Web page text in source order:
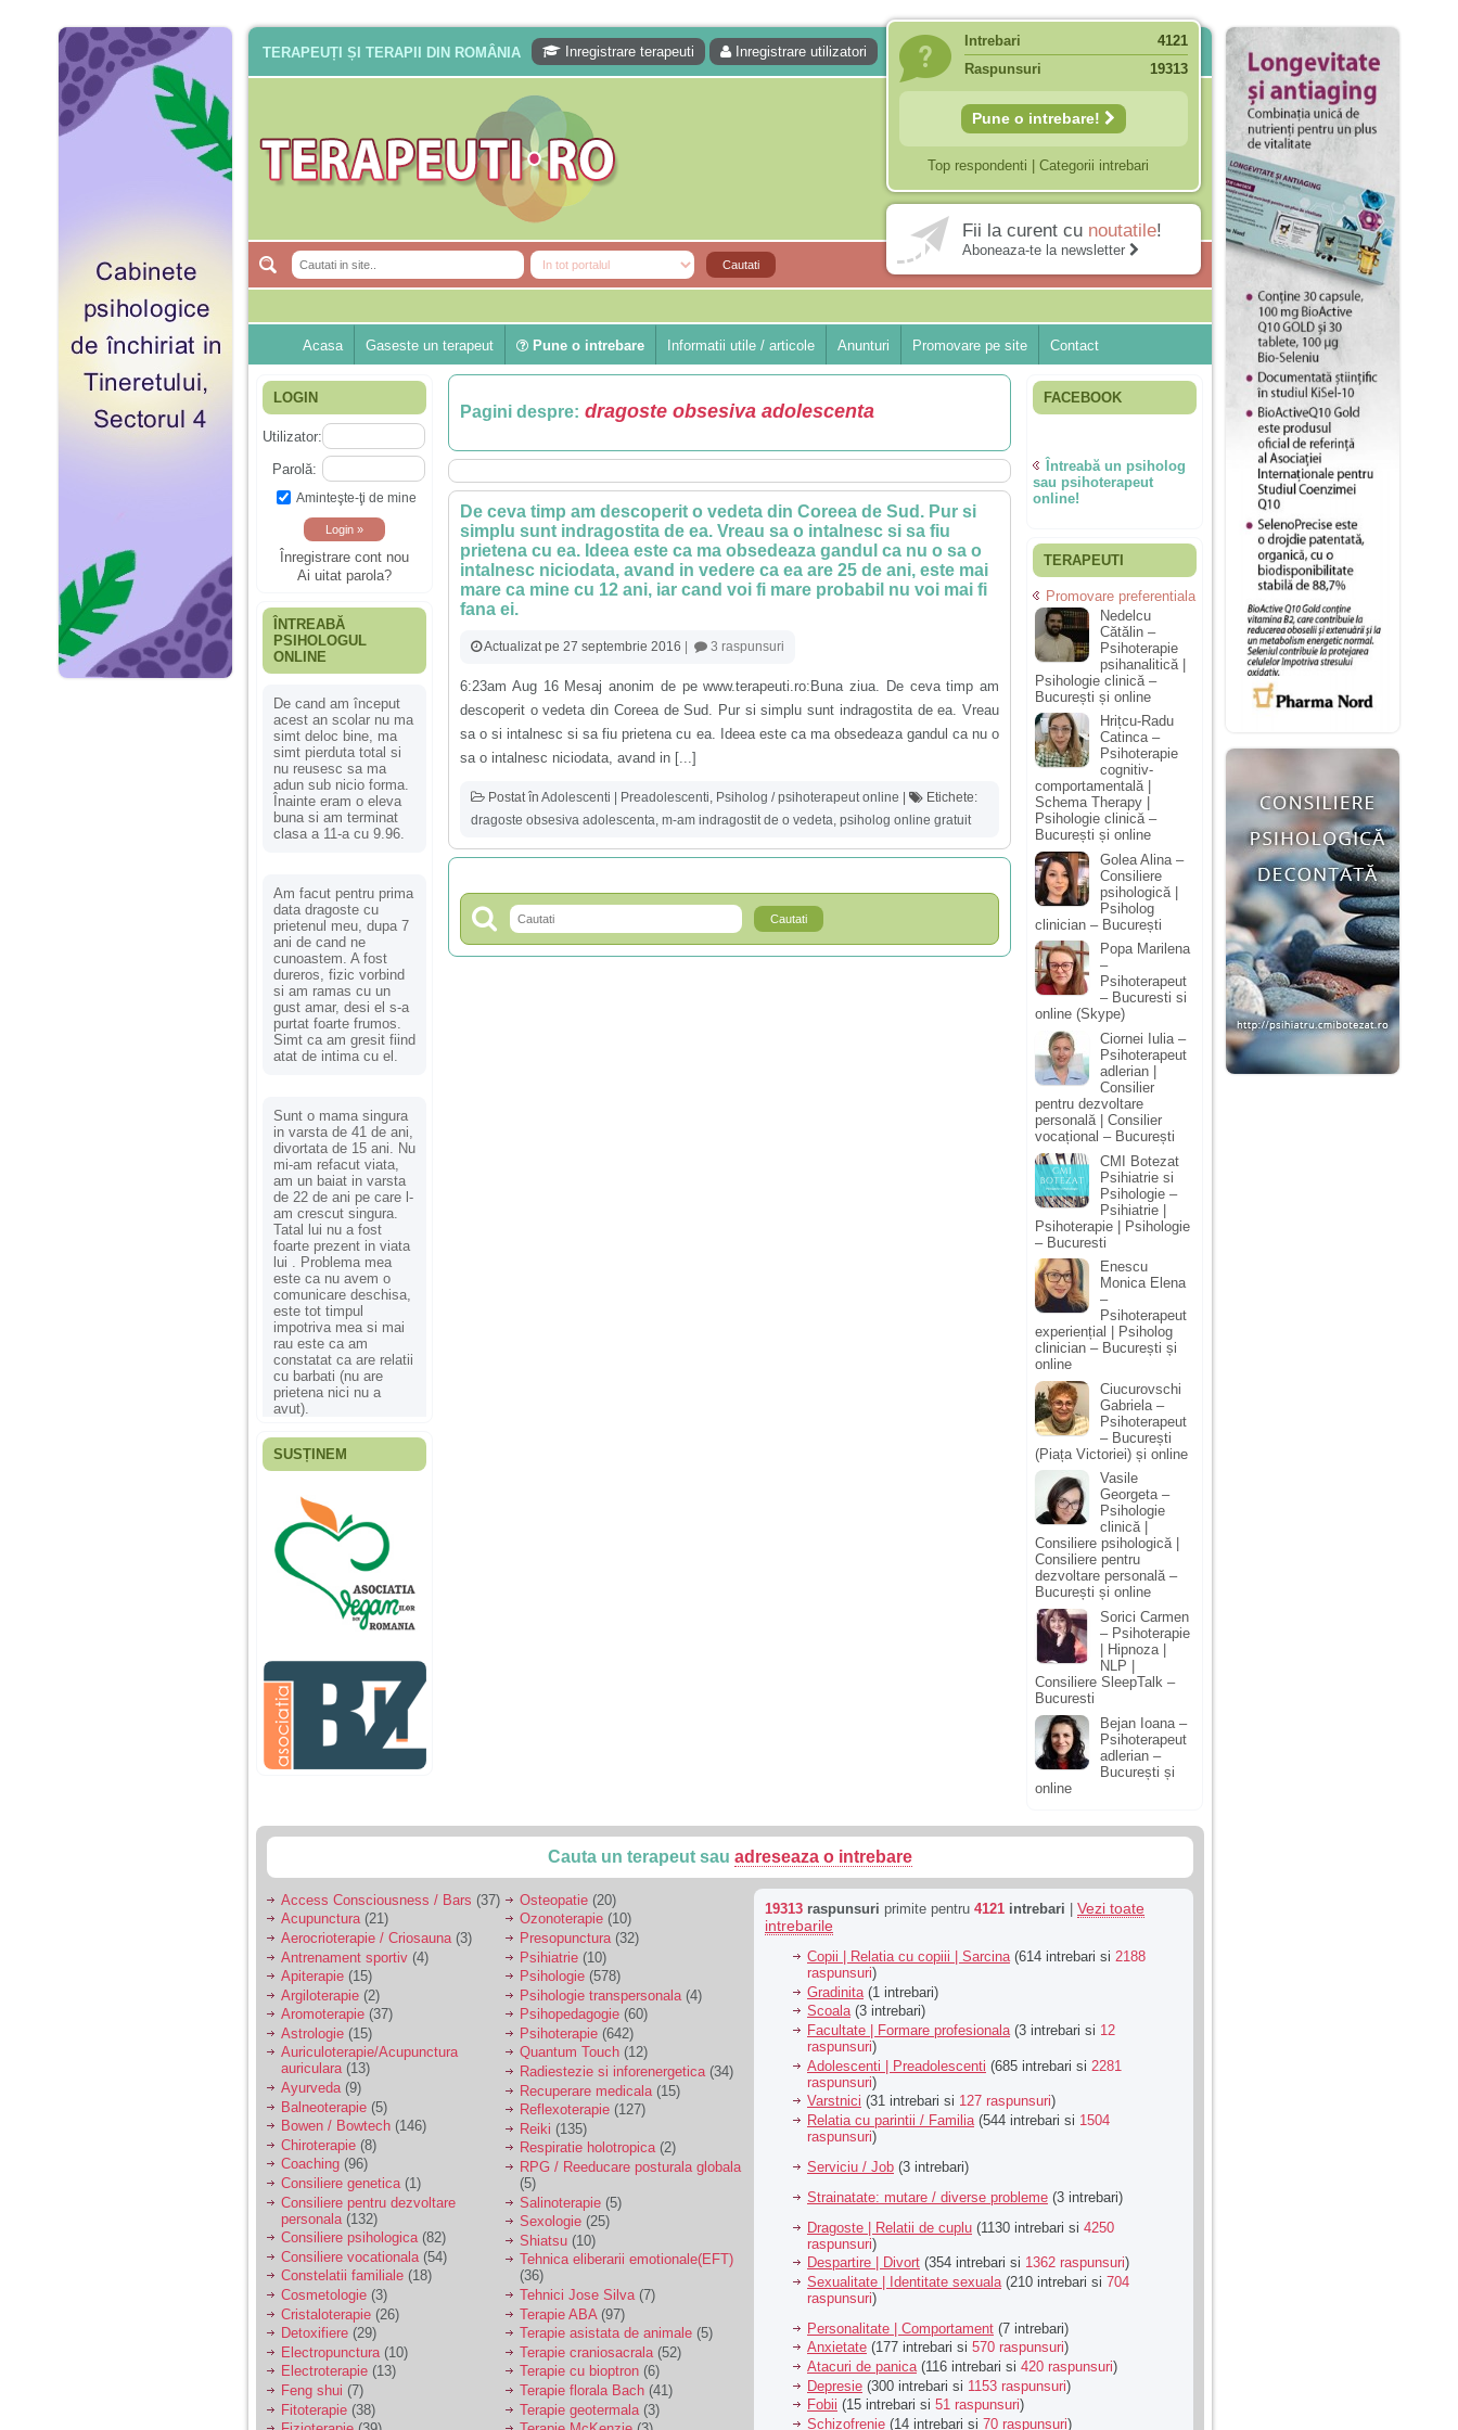
TERAPEUȚI ȘI TERAPII DIN ROMÂNIA Inregistrare terapeuti Inregistrare utilizatori
Intrebari
4121
Raspunsuri
19313
Pune o intrebare!
Top respondenti Categorii intrebari
Fii la curent cu noutatile!
Aboneaza-te la newsletter
Acasa Gaseste un terapeut Pune o intrebare Informatii utile / articole Anunturi Promovare pe site Contact
LOGIN
Utilizator:
Parolă:
Aminteşte-ţi de mine
Înregistrare cont nou
Ai uitat parola?
ÎNTREABĂ
PSIHOLOGUL
ONLINE
De cand am început
acest an scolar nu ma
simt deloc bine, ma
simt pierduta total si
nu reusesc sa ma
adun sub nicio forma.
Înainte eram o eleva
buna si am terminat
clasa a 11-a cu 9.96.
Am facut pentru prima
data dragoste cu
prietenul meu, dupa 7
ani de cand ne
cunoastem. A fost
dureros, fizic vorbind
si am ramas cu un
gust amar, desi el s-a
purtat foarte frumos.
Simt ca am gresit fiind
atat de intima cu el.
Sunt o mama singura
in varsta de 41 de ani,
divortata de 15 ani. Nu
mi-am refacut viata,
am un baiat in varsta
de 22 de ani pe care l-
am crescut singura.
Tatal lui nu a fost
foarte prezent in viata
lui . Problema mea
este ca nu avem o
comunicare deschisa,
este tot timpul
impotriva mea si mai
rau este ca am
constatat ca are relatii
cu barbati (nu are
prietena nici nu a
avut).
Fiica mea s-a nascut
ani, privind in urma
realizez cat de multe
greseli am facut in
educatia si cresterea
ei, am fost o mama
egoista, preocupata
de implinirea
profesionala, cand ea
era mica am neglijat-
agresiva, orice
greseala era taxata cu
o palma sau pedepse.
De 4 ani am o relatie
serioasa cu un barbat
sa se manifeste o
Ma aflu aici pentru ca
vreau sa stiu daca am
nevoie de un psiholog
sau psihiatru.
Sunt casatorita, am
31 de ani si un copil in
varsta de 2 ani care
mi-e lumina ochilor.
De ceva timp simt ca
mi s-a adunat
oboseala, o oboseala
cronica de care nu pot
scapa si simt ca din
cauza ei nu pot
controla nervii si
cateodata are copilul
de suferit.
Am o bariera peste
care nu pot trece:
prietena mea a ramas
insarcinata cu o fata.
Am fost de comun
acord sa facem un
copil, cu gandul ca e
baiat.
SUSȚINEM
Pagini despre: dragoste obsesiva adolescenta
De ceva timp am descoperit o vedeta din Coreea de Sud. Pur si
simplu sunt indragostita de ea. Vreau sa o intalnesc si sa fiu
prietena cu ea. Ideea este ca ma obsedeaza gandul ca nu o sa o
intalnesc niciodata, avand in vedere ca ea are 25 de ani, este mai
mare ca mine cu 12 ani, iar cand voi fi mare probabil nu voi mai fi
fana ei.
Actualizat pe 27 septembrie 2016 | 3 raspunsuri
6:23am Aug 16 Mesaj anonim de pe www.terapeuti.ro:Buna ziua. De ceva timp am
descoperit o vedeta din Coreea de Sud. Pur si simplu sunt indragostita de ea. Vreau
sa o si intalnesc si sa fiu prietena cu ea. Ideea este ca ma obsedeaza gandul ca nu o
sa o intalnesc niciodata, avand in [...]
Postat în Adolescenti | Preadolescenti Psiholog / psihoterapeut online |
Etichete:
dragoste obsesiva adolescenta m-am indragostit de o vedeta psiholog online gratuit
FACEBOOK
Întreabă un psiholog
sau psihoterapeut
online!
TERAPEUTI
Promovare preferentiala
Nedelcu
Cătălin –
Psihoterapie
psihanalitică |
Psihologie clinică –
București și online
Hrițcu-Radu
Catinca –
Psihoterapie
cognitiv-
comportamentală |
Schema Therapy |
Psihologie clinică –
București și online
Golea Alina –
Consiliere
psihologică |
Psiholog
clinician – București
Popa Marilena
–
Psihoterapeut
– Bucuresti si
online (Skype)
Ciornei Iulia –
Psihoterapeut
adlerian |
Consilier
pentru dezvoltare
personală | Consilier
vocațional – București
CMI Botezat
Psihiatrie si
Psihologie –
Psihiatrie |
Psihoterapie | Psihologie
– Bucuresti
Enescu
Monica Elena
–
Psihoterapeut
experiențial | Psiholog
clinician – București și
online
Ciucurovschi
Gabriela –
Psihoterapeut
– București
(Piața Victoriei) și online
Vasile
Georgeta –
Psihologie
clinică |
Consiliere psihologică |
Consiliere pentru
dezvoltare personală –
București și online
Sorici Carmen
– Psihoterapie
| Hipnoza |
NLP |
Consiliere SleepTalk –
Bucuresti
Bejan Ioana –
Psihoterapeut
adlerian –
București și
online
Cauta un terapeut sau adreseaza o intrebare
Access Consciousness / Bars (37)
Acupunctura(21)
Aerocrioterapie / Criosauna (3)
Antrenament sportiv (4)
Apiterapie (15)
Argiloterapie (2)
Aromoterapie (37)
Astrologie (15)
Auriculoterapie/Acupunctura
auriculara(13)
Ayurveda(9)
Balneoterapie (5)
Bowen / Bowtech (146)
Chiroterapie (8)
Coaching (96)
Consiliere genetica(1)
Consiliere pentru dezvoltare
personala (132)
Consiliere psihologica(82)
Consiliere vocationala (54)
Constelatii familiale (18)
Cosmetologie (3)
Cristaloterapie (26)
Detoxifiere (29)
Electropunctura (10)
Electroterapie (13)
Feng shui (7)
Fitoterapie (38)
Osteopatie (20)
Ozonoterapie (10)
Presopunctura (32)
Psihiatrie (10)
Psihologie (578)
Psihologie transpersonala (4)
Psihopedagogie (60)
Psihoterapie (642)
Quantum Touch (12)
Radiestezie si inforenergetica(34)
Recuperare medicala (15)
Reflexoterapie (127)
Reiki (135)
Respiratie holotropica(2)
RPG / Reeducare posturala globala
(5)
Salinoterapie (5)
Sexologie (25)
Shiatsu (10)
Tehnica eliberarii emotionale(EFT)
(36)
Tehnici Jose Silva(7)
Terapie ABA (97)
Terapie asistata de animale (5)
Terapie craniosacrala (52)
Terapie cu bioptron (6)
Terapie florala Bach (41)
Terapie geotermala (3)
19313 raspunsuri primite pentru 4121 intrebari
Vezi toate
intrebarile
Copii | Relatia cu copiii | Sarcina(614 intrebari si 2188
raspunsuri)
Gradinita (1 intrebari)
Scoala(3 intrebari)
Facultate | Formare profesionala (3 intrebari si 12
raspunsuri)
Adolescenti | Preadolescenti (685 intrebari si 2281
raspunsuri)
Varstnici (31 intrebari si 127 raspunsuri)
Relatia cu parintii / Familia (544 intrebari si 1504
raspunsuri)
Serviciu / Job (3 intrebari)
Strainatate: mutare / diverse probleme (3 intrebari)
Dragoste | Relatii de cuplu (1130 intrebari si 4250
raspunsuri)
Despartire | Divort (354 intrebari si 1362 raspunsuri)
Sexualitate | Identitate sexuala (210 intrebari si 704
raspunsuri)
Personalitate | Comportament (7 intrebari)
Anxietate (177 intrebari si 570 raspunsuri)
Atacuri de panica(116 intrebari si 420 raspunsuri)
Depresie (300 intrebari si 1153 raspunsuri)
Fobii (15 intrebari si 51 raspunsuri)
Schizofrenie (14 intrebari si 70 raspunsuri)